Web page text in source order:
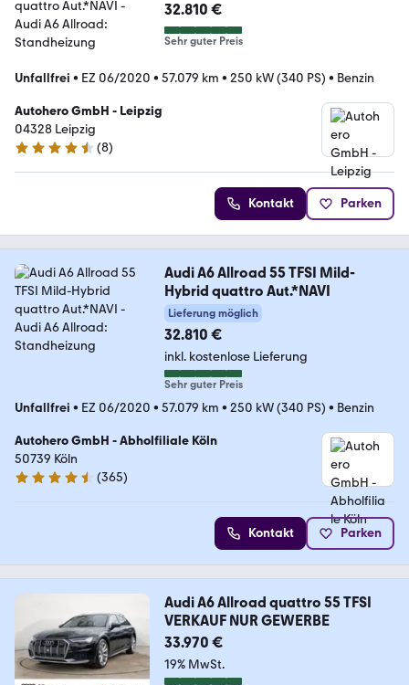
32.810 €
Sehr guter Preis
Unfallfrei • EZ 06/2020 • 57.079 km • 250 kW (340 PS) • Benzin
Autohero GmbH - Leipzig
04328 Leipzig
4.3 Sterne
(8)
Kontakt Parken
Audi A6 Allroad 55 TFSI Mild-
Hybrid quattro Aut.*NAVI
Lieferung möglich
32.810 €
inkl. kostenlose Lieferung
Sehr guter Preis
Unfallfrei • EZ 06/2020 • 57.079 km • 250 kW (340 PS) • Benzin
Autohero GmbH - Abholfiliale Köln
50739 Köln
4.6 Sterne
(365)
Kontakt Parken
Audi A6 Allroad quattro 55 TFSI
VERKAUF NUR GEWERBE
33.970 €
19% MwSt.